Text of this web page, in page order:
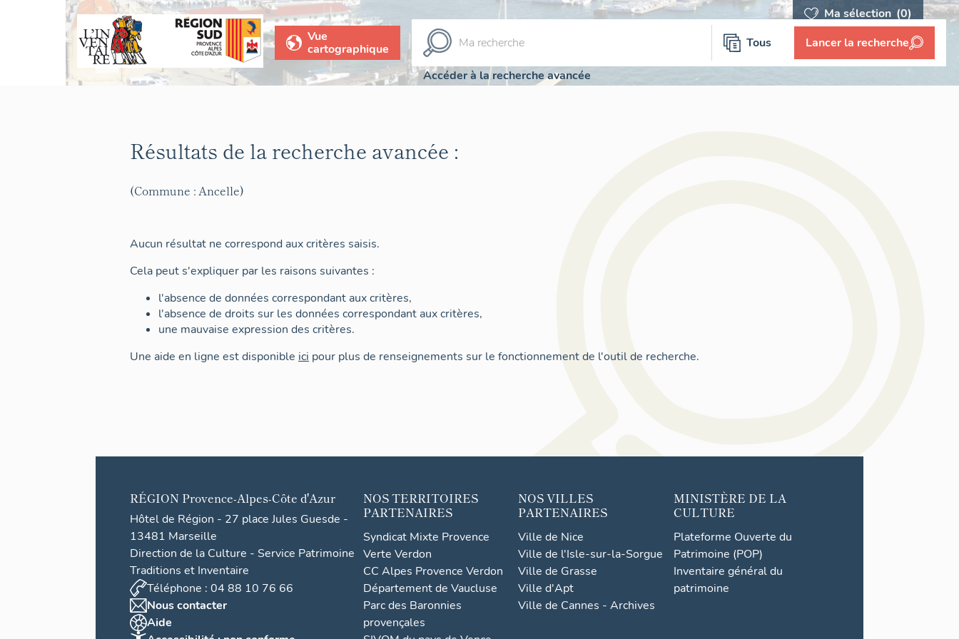
Ma sélection (0)
Vue
cartographique
Tous Lancer la recherche
Accéder à la recherche avancée
Résultats de la recherche avancée :
(Commune : Ancelle)
Aucun résultat ne correspond aux critères saisis.
Cela peut s'expliquer par les raisons suivantes :
l'absence de données correspondant aux critères,
l'absence de droits sur les données correspondant aux critères,
une mauvaise expression des critères.
Une aide en ligne est disponible ici pour plus de renseignements sur le fonctionnement de l'outil de recherche.
RÉGION Provence-Alpes-Côte d'Azur
Hôtel de Région - 27 place Jules Guesde -
13481 Marseille
Direction de la Culture - Service Patrimoine
Traditions et Inventaire
Téléphone : 04 88 10 76 66
Nous contacter
Aide
NOS TERRITOIRES
PARTENAIRES
Syndicat Mixte Provence
Verte Verdon
CC Alpes Provence Verdon
Département de Vaucluse
Parc des Baronnies
provençales
NOS VILLES
PARTENAIRES
Ville de Nice
Ville de l'Isle-sur-la-Sorgue
Ville de Grasse
Ville d'Apt
Ville de Cannes - Archives
MINISTÈRE DE LA
CULTURE
Plateforme Ouverte du
Patrimoine (POP)
Inventaire général du
patrimoine